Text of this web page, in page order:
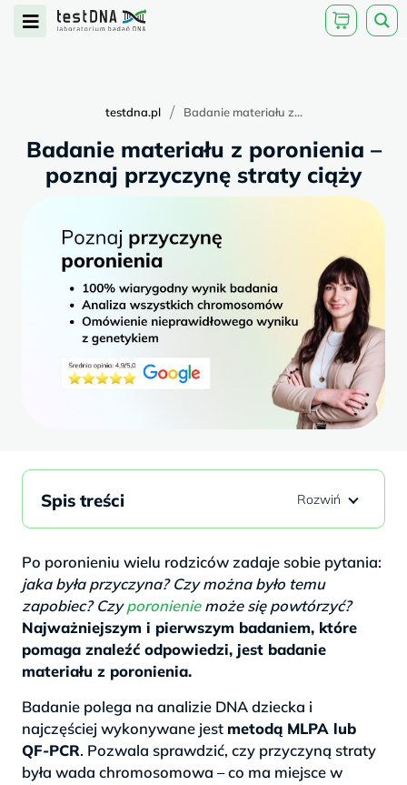
Open
testdna.pl / Badanie materiału z...
Badanie materiału z poronienia –
poznaj przyczynę straty ciąży
Po poronieniu wielu rodziców zadaje sobie pytania:
jaka była przyczyna? Czy można było temu
zapobiec? Czyporonieniemoże się powtórzyć?
Najważniejszym i pierwszym badaniem, które
pomaga znaleźć odpowiedzi, jest badanie
materiału z poronienia.
Badanie polega na analizie DNA dziecka i
najczęściej wykonywane jest metodą MLPA lub
QF-PCR. Pozwala sprawdzić, czy przyczyną straty
była wada chromosomowa – co ma miejsce w
Spis treści